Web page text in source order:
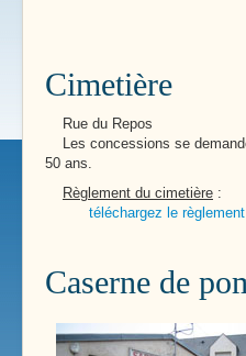
Cimetière
Rue du Repos
Les concessions se
50 ans.
Règlement du cimetière :
téléchargez le règlement
Caserne de